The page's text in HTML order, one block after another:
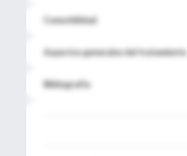
Comorbilidad
Aspectos generales del tratamiento
Bibliografía